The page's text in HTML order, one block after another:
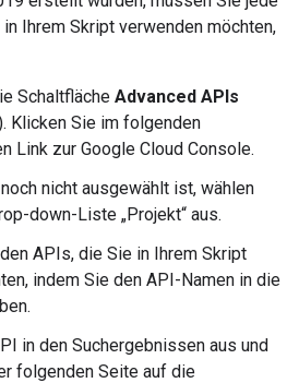
Ihrem Skript verwenden möchten,
Schaltfläche Advanced APIs
Klicken Sie im folgenden
Link zur Google Cloud Console.
nicht ausgewählt ist, wählen
down-Liste „Projekt“ aus.
APIs, die Sie in Ihrem Skript
indem Sie den API-Namen in die
in den Suchergebnissen aus und
folgenden Seite auf die